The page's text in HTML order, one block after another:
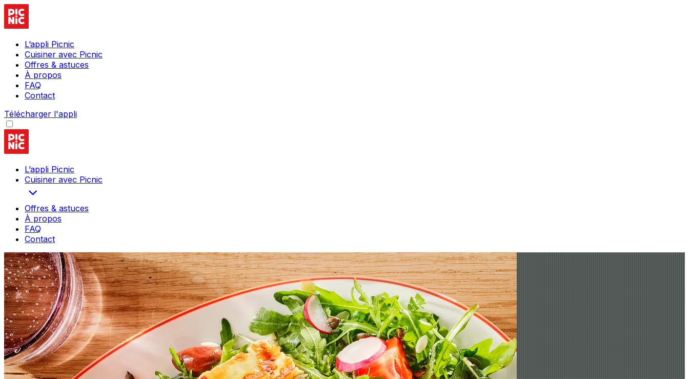
L’appli Picnic
Cuisiner avec Picnic
Offres & astuces
À propos
FAQ
Contact
Télécharger l'appli
L’appli Picnic
Cuisiner avec Picnic
Offres & astuces
À propos
FAQ
Contact